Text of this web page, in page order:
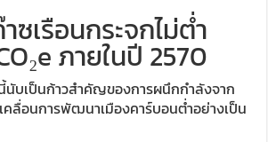
ซเรือนกระจกไม่ต่ำ
ภายในปี 2570
นับเป็นก้าวสำคัญของการผนึกกำลังจาก
ลื่อนการพัฒนาเมืองคาร์บอนต่ำอย่างเป็น